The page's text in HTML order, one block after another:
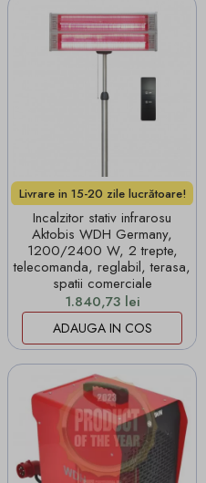
Livrare in 15-20 zile lucrătoare!
Incalzitor stativ infrarosu
Aktobis WDH Germany,
1200/2400 W, 2 trepte,
telecomanda, reglabil, terasa,
spatii comerciale
Pret
1.840,73 lei
ADAUGA IN COS